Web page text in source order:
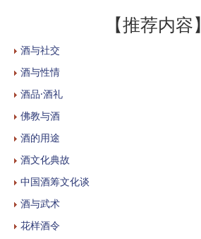
【推荐内容】
酒与社交
酒与性情
酒品·酒礼
佛教与酒
酒的用途
酒文化典故
中国酒筹文化谈
酒与武术
花样酒令